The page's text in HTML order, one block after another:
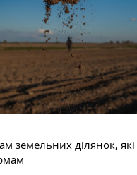
земельних ділянок, які